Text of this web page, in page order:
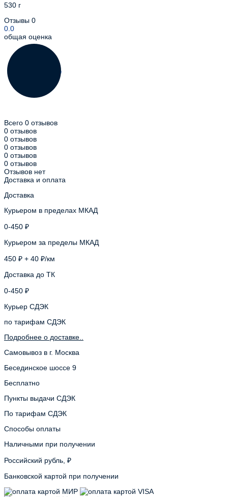
530 г
Отзывы 0
0.0
общая оценка
Всего 0 отзывов
0 отзывов
0 отзывов
0 отзывов
0 отзывов
0 отзывов
Отзывов нет
Доставка и оплата
Доставка
Курьером в пределах МКАД
0-450 ₽
Курьером за пределы МКАД
450 ₽ + 40 ₽/км
Доставка до ТК
0-450 ₽
Курьер СДЭК
по тарифам СДЭК
Подробнее о доставке..
Самовывоз в г. Москва
Бесединское шоссе 9
Бесплатно
Пункты выдачи СДЭК
По тарифам СДЭК
Способы оплаты
Наличными при получении
Российский рубль, ₽
Банковской картой при получении